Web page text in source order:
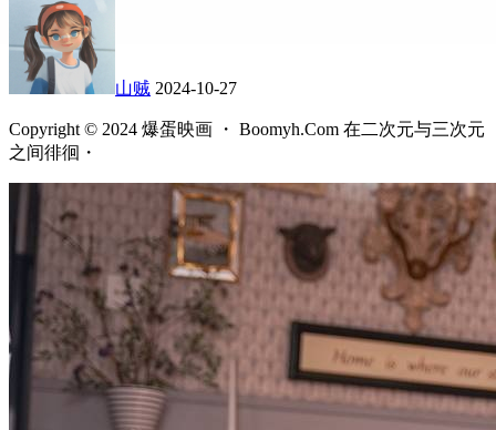
山贼 2024-10-27
Copyright © 2024 爆蛋映画 ・ Boomyh.Com 在二次元与三次元
之间徘徊・